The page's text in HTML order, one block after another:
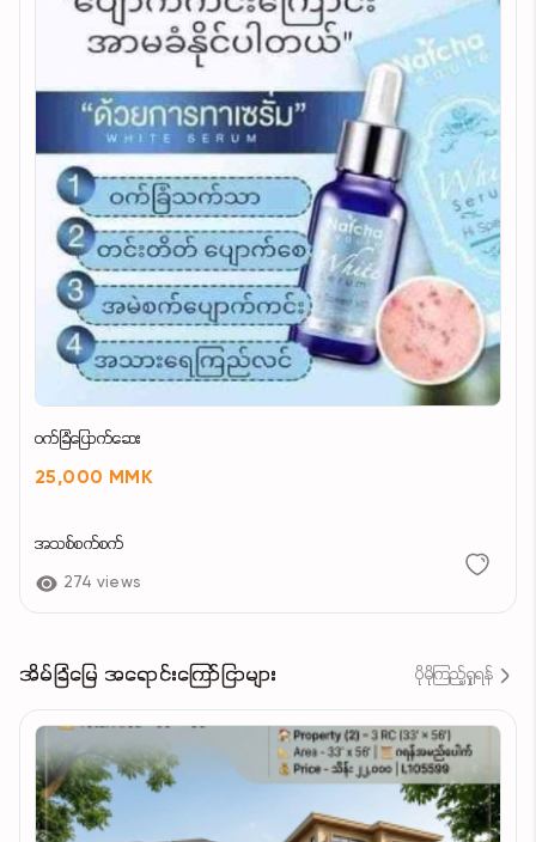
၀က်ခြံပြောက်ဆေး
25,000 MMK
အသစ်စက်စက်
274 views
အိမ်ခြံမြေ အရောင်းကြော်ငြာများ ပိုမိုကြည့်ရှုရန်